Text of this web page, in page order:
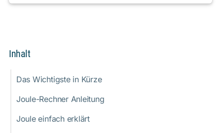
Inhalt
Das Wichtigste in Kürze
Joule-Rechner Anleitung
Joule einfach erklärt